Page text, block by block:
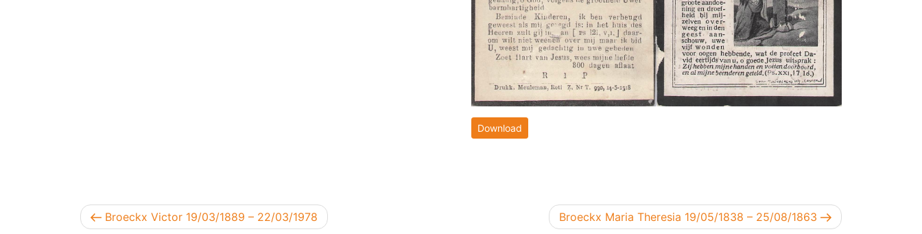
Download
Berichtnavigatie
Vorig bericht
Broeckx Victor 19/03/1889 – 22/03/1978 Volgend bericht
Broeckx Maria Theresia 19/05/1838 – 25/08/1863